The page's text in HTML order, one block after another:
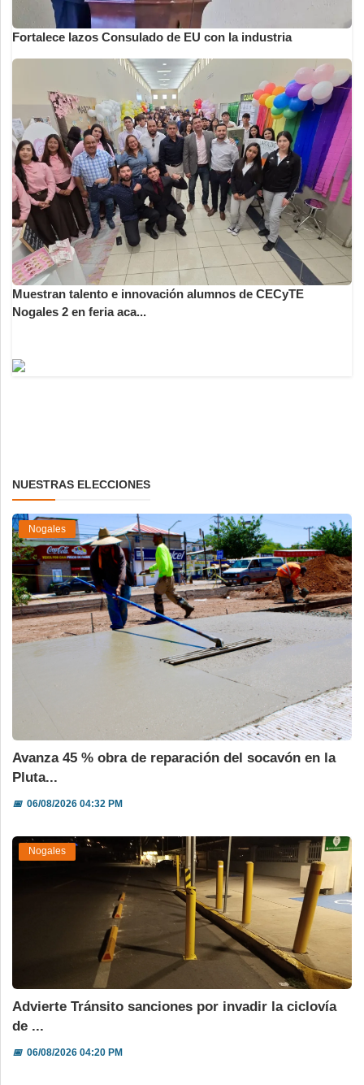
Fortalece lazos Consulado de EU con la industria
Muestran talento e innovación alumnos de CECyTE
Nogales 2 en feria aca...
NUESTRAS ELECCIONES
Nogales
Avanza 45 % obra de reparación del socavón en la
Pluta...
📅06/08/2026 04:32 PM
Nogales
Advierte Tránsito sanciones por invadir la ciclovía
de ...
📅06/08/2026 04:20 PM